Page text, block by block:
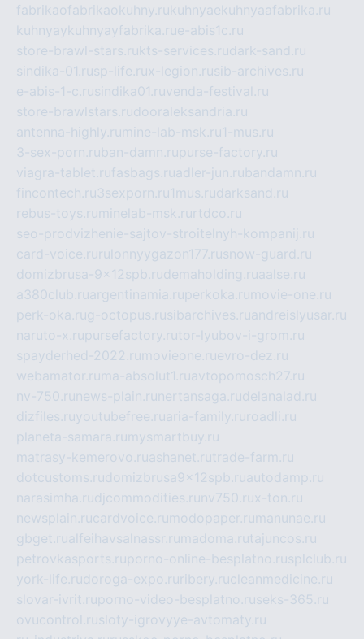
fabrikaofabrikaokuhny.rukuhnyaekuhnyaafabrika.ru
kuhnyaykuhnyayfabrika.rue-abis1c.ru
store-brawl-stars.rukts-services.rudark-sand.ru
sindika-01.rusp-life.rux-legion.rusib-archives.ru
e-abis-1-c.rusindika01.ruvenda-festival.ru
store-brawlstars.rudooraleksandria.ru
antenna-highly.ru mine-lab-msk.ru1-mus.ru
3-sex-porn.ruban-damn.rupurse-factory.ru
viagra-tablet.rufasbags.ruadler-jun.rubandamn.ru
fincontech.ru3sexporn.ru1mus.rudarksand.ru
rebus-toys.ru minelab-msk.ru rtdco.ru
seo-prodvizhenie-sajtov-stroitelnyh-kompanij.ru
card-voice.ru rulonnyygazon177.rusnow-guard.ru
domizbrusa-9x12spb.rudemaholding.ruaalse.ru
a380club.ruargentinamia.ruperkoka.ru movie-one.ru
perk-oka.rug-octopus.rusibarchives.ruandreislyusar.ru
naruto-x.rupursefactory.rutor-lyubov-i-grom.ru
spayderhed-2022.ru movieone.ruevro-dez.ru
webamator.ru ma-absolut1.ruavtopomosch27.ru
nv-750.ru news-plain.ru nertansaga.rudelanalad.ru
dizfiles.ruyoutubefree.ruaria-family.ru roadli.ru
planeta-samara.ru mysmartbuy.ru
matrasy-kemerovo.ruashanet.rutrade-farm.ru
dotcustoms.rudomizbrusa9x12spb.ruautodamp.ru
narasimha.rudjcommodities.ru nv750.rux-ton.ru
newsplain.rucardvoice.ru modopaper.ru manunae.ru
gbget.rualfeihavsalnassr.ru madoma.rutajuncos.ru
petrovkasports.ruporno-online-besplatno.rusplclub.ru
york-life.rudoroga-expo.ru ribery.rucleanmedicine.ru
slovar-ivrit.ruporno-video-besplatno.ruseks-365.ru
ovucontrol.rusloty-igrovyye-avtomaty.ru